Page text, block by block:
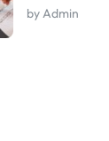
by Admin